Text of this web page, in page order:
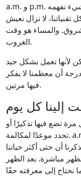
a.m. و p.m. مختصران، بسيطان، ومألوفان. يرتبطان بشيء نفهمه
لا نزال نعيش
والمساء هو وقت
الغروب.
لأنها تعمل بشكل جيد
أن معظمنا لا يفكر
فيها مرتين.
إلينا كل يوم
مرة تضع فيها تذكيرًا أو
تحدد موعدًا لمكالمة. a.m. و p.m. هما بقايا صغيرة من التوقيت
أن حتى أكثر حياتنا
مباشرة. بعد الظهر